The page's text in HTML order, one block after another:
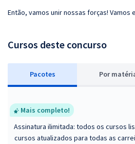
Então, vamos unir nossas forças! Vamos
Cursos deste concurso
Pacotes Por
Mais completo!
Assinatura ilimitada: todos os cursos
cursos atualizados para todas as